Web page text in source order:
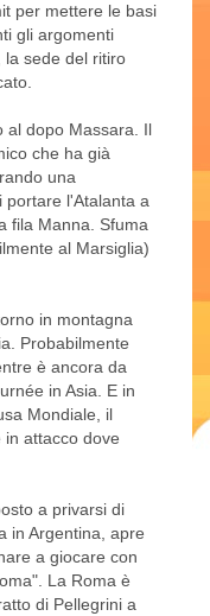
per mettere le basi
gli argomenti
la sede del ritiro
al dopo Massara. Il
che ha già
una
portare l'Atalanta a
fila Manna. Sfuma
al Marsiglia)
in montagna
Probabilmente
è ancora da
in Asia. E in
Mondiale, il
attacco dove
a privarsi di
in Argentina, apre
a giocare con
La Roma è
di Pellegrini a